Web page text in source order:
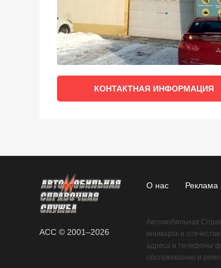
КОНТАКТНАЯ ИНФОРМАЦИЯ
АСС © 2001–2026
О нас Реклама
Автомобильная
иномарок и
адреса и телефоны
обслуживанию и